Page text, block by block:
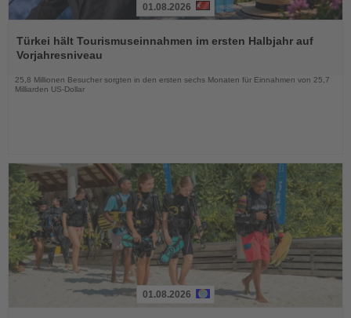
Sie
die
Nachrichten
01.08.2026
Türkei hält Tourismuseinnahmen im ersten Halbjahr auf
Vorjahresniveau
25,8 Millionen Besucher sorgten in den ersten sechs Monaten für Einnahmen von 25,7
Milliarden US-Dollar
01.08.2026